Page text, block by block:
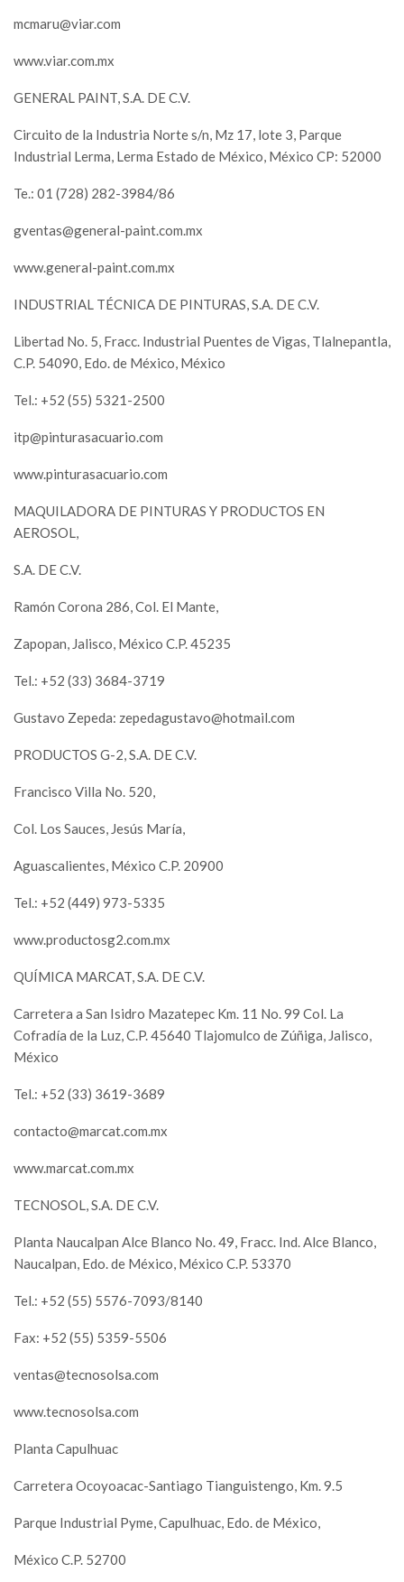
mcmaru@viar.com
www.viar.com.mx
GENERAL PAINT, S.A. DE C.V.
Circuito de la Industria Norte s/n, Mz 17, lote 3, Parque
Industrial Lerma, Lerma Estado de México, México CP: 52000
Te.: 01 (728) 282-3984/86
gventas@general-paint.com.mx
www.general-paint.com.mx
INDUSTRIAL TÉCNICA DE PINTURAS, S.A. DE C.V.
Libertad No. 5, Fracc. Industrial Puentes de Vigas, Tlalnepantla,
C.P. 54090, Edo. de México, México
Tel.: +52 (55) 5321-2500
itp@pinturasacuario.com
www.pinturasacuario.com
MAQUILADORA DE PINTURAS Y PRODUCTOS EN
AEROSOL,
S.A. DE C.V.
Ramón Corona 286, Col. El Mante,
Zapopan, Jalisco, México C.P. 45235
Tel.: +52 (33) 3684-3719
Gustavo Zepeda: zepedagustavo@hotmail.com
PRODUCTOS G-2, S.A. DE C.V.
Francisco Villa No. 520,
Col. Los Sauces, Jesús María,
Aguascalientes, México C.P. 20900
Tel.: +52 (449) 973-5335
www.productosg2.com.mx
QUÍMICA MARCAT, S.A. DE C.V.
Carretera a San Isidro Mazatepec Km. 11 No. 99 Col. La
Cofradía de la Luz, C.P. 45640 Tlajomulco de Zúñiga, Jalisco,
México
Tel.: +52 (33) 3619-3689
contacto@marcat.com.mx
www.marcat.com.mx
TECNOSOL, S.A. DE C.V.
Planta Naucalpan Alce Blanco No. 49, Fracc. Ind. Alce Blanco,
Naucalpan, Edo. de México, México C.P. 53370
Tel.: +52 (55) 5576-7093/8140
Fax: +52 (55) 5359-5506
ventas@tecnosolsa.com
www.tecnosolsa.com
Planta Capulhuac
Carretera Ocoyoacac-Santiago Tianguistengo, Km. 9.5
Parque Industrial Pyme, Capulhuac, Edo. de México,
México C.P. 52700